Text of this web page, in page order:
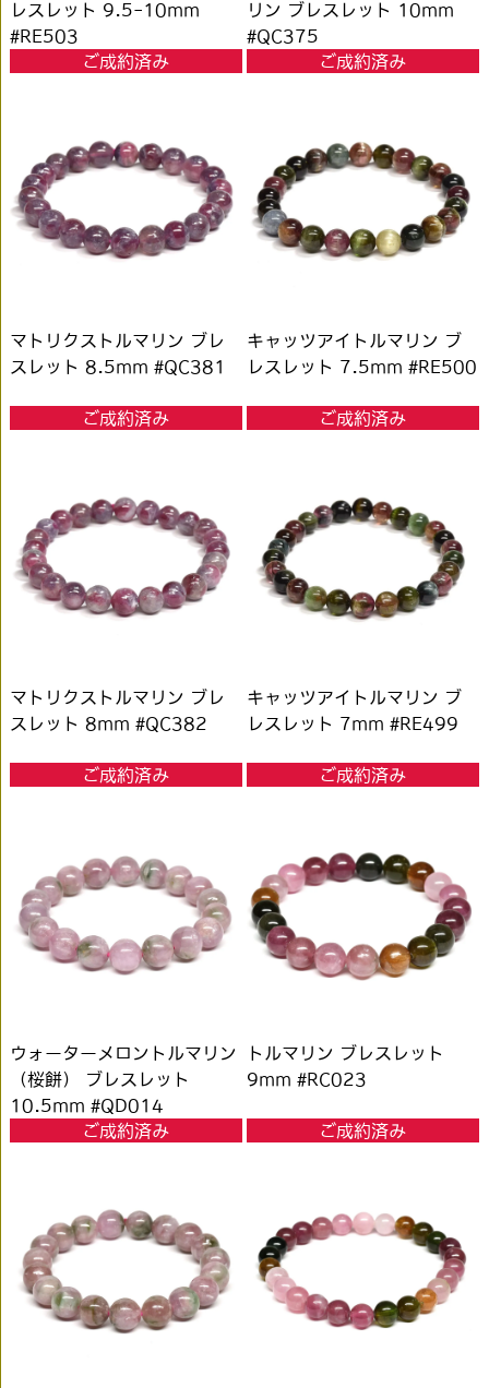
レスレット 9.5-10mm
#RE503
ご成約済み
リン ブレスレット 10mm
#QC375
ご成約済み
マトリクストルマリン ブレ
スレット 8.5mm #QC381
ご成約済み
キャッツアイトルマリン ブ
レスレット 7.5mm #RE500
ご成約済み
マトリクストルマリン ブレ
スレット 8mm #QC382
ご成約済み
キャッツアイトルマリン ブ
レスレット 7mm #RE499
ご成約済み
ウォーターメロントルマリン
（桜餅） ブレスレット
10.5mm #QD014
ご成約済み
トルマリン ブレスレット
9mm #RC023
ご成約済み